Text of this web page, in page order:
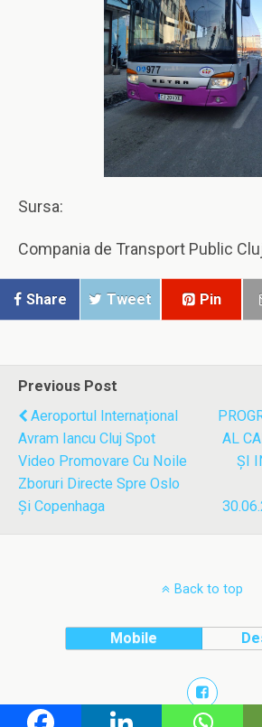
Sursa:
Compania de Transport Public
Share Tweet Pin
Previous Post
Aeroportul Internațional
Avram Iancu Cluj Spot
Video Promovare Cu Noile
Zboruri Directe Spre Oslo
Și Copenhaga
AL
ȘI
Back to top
Mobile